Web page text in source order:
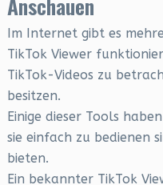
Im Internet gibt es
TikTok Viewer
TikTok-Videos zu
besitzen.
Einige dieser Tools
sie einfach zu bedienen
bieten.
Ein bekannter TikTok